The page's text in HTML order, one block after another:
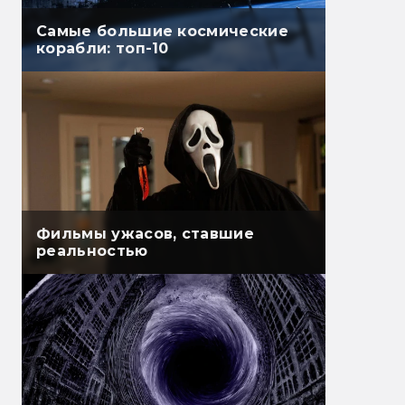
Самые большие космические
корабли: топ-10
Фильмы ужасов, ставшие
реальностью